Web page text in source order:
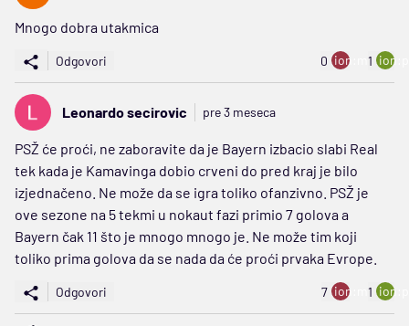
Mnogo dobra utakmica
Odgovori 0 ion:minus
1
Leonardo secirovic pre 3 meseca
PSŽ će proći, ne zaboravite da je Bayern izbacio slabi Real
tek kada je Kamavinga dobio crveni do pred kraj je bilo
izjednačeno. Ne može da se igra toliko ofanzivno. PSŽ je
ove sezone na 5 tekmi u nokaut fazi primio 7 golova a
Bayern čak 11 što je mnogo mnogo je. Ne može tim koji
toliko prima golova da se nada da će proći prvaka Evrope.
Odgovori 7 ion:minus
1